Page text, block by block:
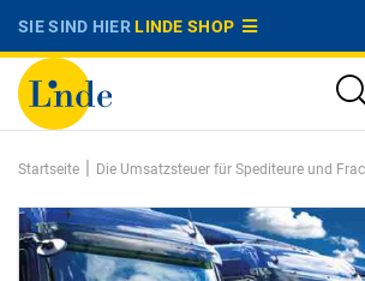
SIE SIND HIERLINDE SHOP
Startseite | Die Umsatzsteuer für Spediteure und